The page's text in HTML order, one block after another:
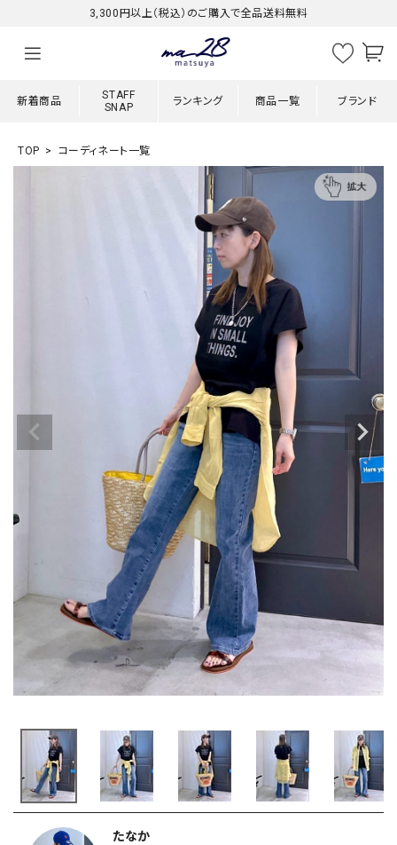
3,300円以上（税込）のご購入で全品送料無料
新着商品
STAFF
SNAP
ランキング 商品一覧 ブランド
TOP コーディネート一覧
たなか